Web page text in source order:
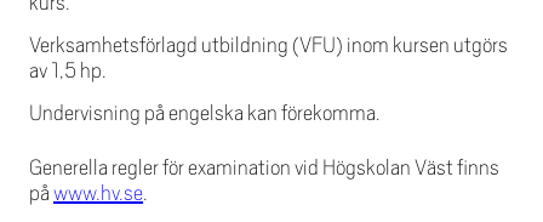
Verksamhetsförlagd utbildning (VFU) inom kursen utgörs
av 1,5 hp.
Undervisning på engelska kan förekomma.
Generella regler för examination vid Högskolan Väst finns
på www.hv.se.